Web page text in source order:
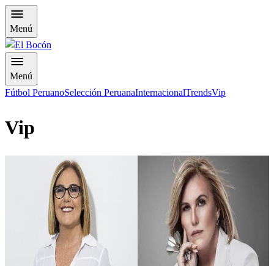
Menú
Menú
Fútbol PeruanoSelección PeruanaInternacionalTrendsVip
Vip